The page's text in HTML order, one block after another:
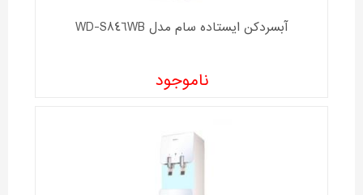
آبسردکن ایستاده سام مدل WD-S846WB
ناموجود